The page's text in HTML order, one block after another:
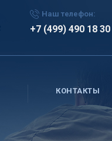
Наш телефон:
+7 (499) 490 18 30
КОНТАКТЫ